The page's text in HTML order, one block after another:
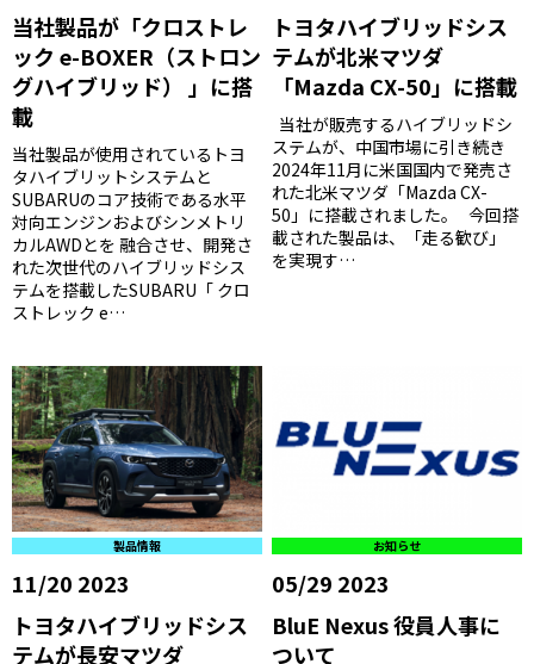
当社製品が「クロストレ
ック e-BOXER（ストロン
グハイブリッド） 」に搭
載
当社製品が使用されているトヨ
タハイブリットシステムと
SUBARUのコア技術である水平
対向エンジンおよびシンメトリ
カルAWDとを 融合させ、開発さ
れた次世代のハイブリッドシス
テムを搭載したSUBARU「 クロ
ストレック e…
トヨタハイブリッドシス
テムが北米マツダ
「Mazda CX-50」に搭載
当社が販売するハイブリッドシ
ステムが、中国市場に引き続き
2024年11月に米国国内で発売さ
れた北米マツダ「Mazda CX-
50」に搭載されました。 今回搭
載された製品は、「走る歓び」
を実現す…
11/20 2023
製品情報
トヨタハイブリッドシス
テムが長安マツダ
05/29 2023
お知らせ
BluE Nexus 役員人事に
ついて